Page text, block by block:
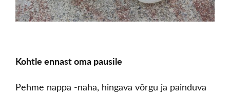
Kohtle ennast oma pausile
Pehme nappa -naha, hingava võrgu ja painduva